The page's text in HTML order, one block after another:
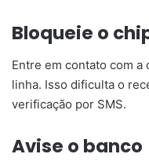
Bloqueie o
Entre em contato com
linha. Isso dificulta o
verificação por SMS.
Avise o banco